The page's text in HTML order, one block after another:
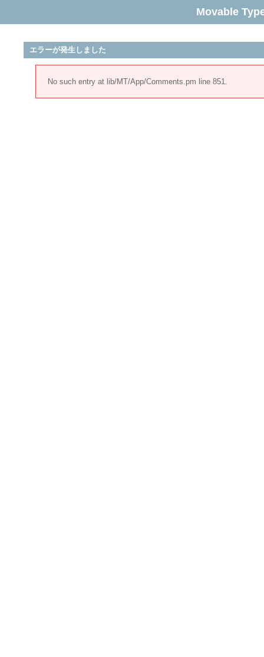
Movable
エラーが発生しました
No such entry at lib/MT/App/Comments.pm line 851.